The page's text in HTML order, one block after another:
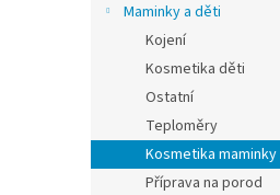
Maminky a děti
Kojení
Kosmetika děti
Ostatní
Teploměry
Kosmetika maminky
Příprava na porod